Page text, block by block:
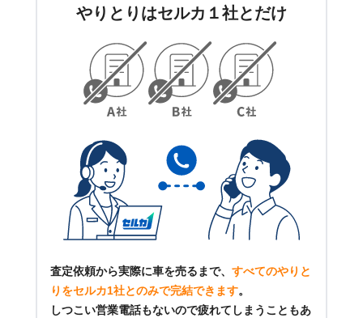
やりとりはセルカ１社とだけ
査定依頼から実際に車を売るまで、 すべてのやりと
りをセルカ1社とのみで完結できます。
しつこい営業電話もないので疲れてしまうこともあ